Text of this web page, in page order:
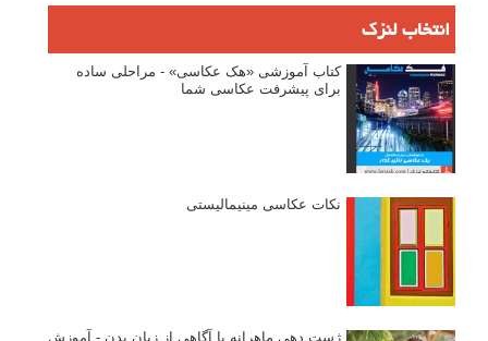
انتخاب لنزک
کتاب آموزشی «هک عکاسی» - مراحلی ساده
برای پیشرفت عکاسی شما
نکات عکاسی مینیمالیستی
ژست دهی ماهرانه با آگاهی از زبان بدن - آموزش